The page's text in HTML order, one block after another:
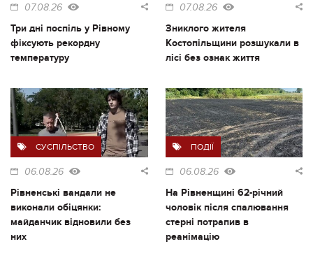
07.08.26
Три дні поспіль у Рівному
фіксують рекордну
температуру
07.08.26
Зниклого жителя
Костопільщини розшукали в
лісі без ознак життя
СУСПІЛЬСТВО
06.08.26
Рівненські вандали не
виконали обіцянки:
майданчик відновили без
них
ПОДІЇ
06.08.26
На Рівненщині 62-річний
чоловік після спалювання
стерні потрапив в
реанімацію